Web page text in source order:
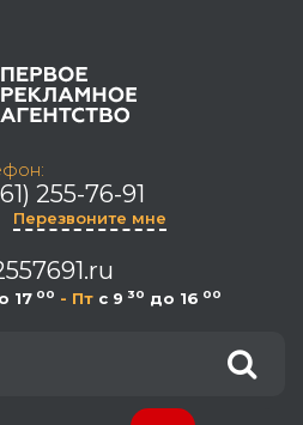
255-76-91
Перезвоните мне
17 00 - Пт c 9 30 до 16 00